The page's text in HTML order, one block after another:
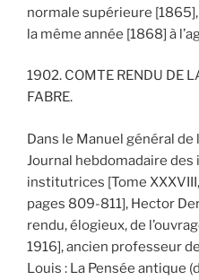
normale supérieure
la même année [1868] à
1902. COMTE RENDU DE
FABRE.
Dans le Manuel général
Journal hebdomadaire
institutrices [Tome
pages 809-811], Hector
rendu, élogieux, de
1916], ancien professeur
Louis : La Pensée antique